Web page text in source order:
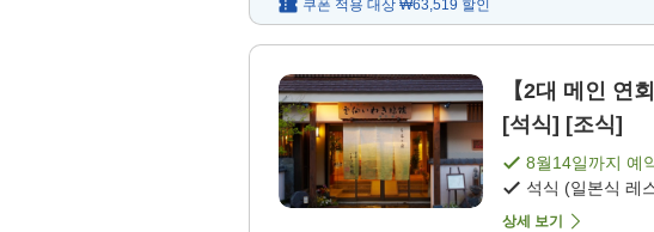
쿠폰 적용 대상 ₩63,519 할인
【2대 메인 연
[석식] [조식]
8월14일까지 예
석식 (일본식 레
상세 보기